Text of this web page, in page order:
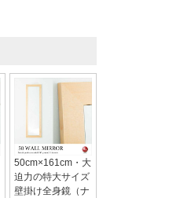
50cm×161cm・大
迫力の特大サイズ
壁掛け全身鏡（ナ